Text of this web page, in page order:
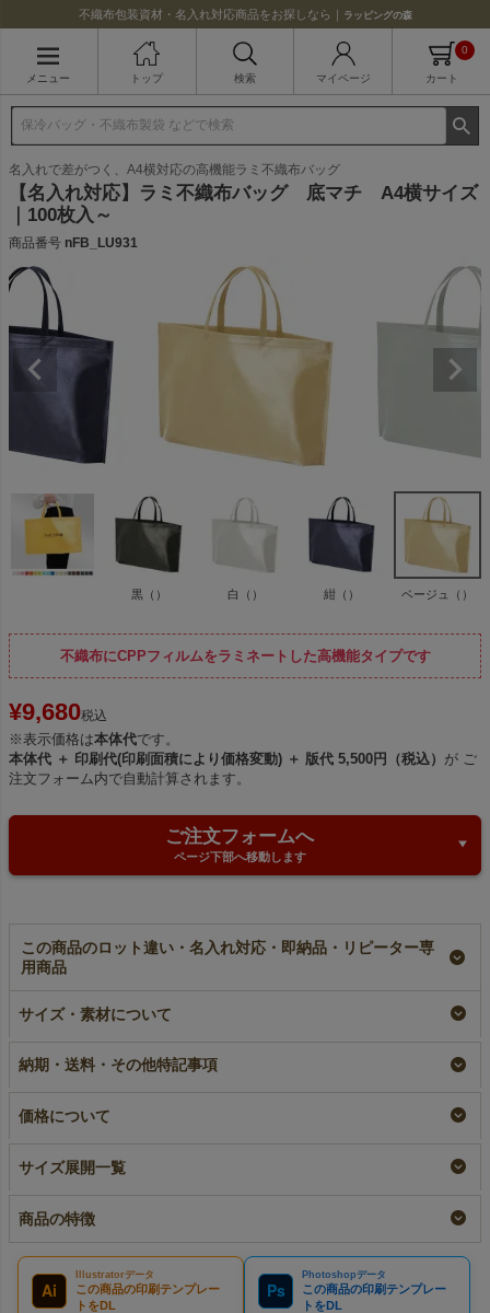
不織布包装資材・名入れ対応商品をお探しなら｜ ラッピングの森
メニュー トップ 検索 マイページ カート
0
名入れで差がつく、A4横対応の高機能ラミ不織布バッグ
【名入れ対応】ラミ不織布バッグ 底マチ A4横サイズ
｜100枚入～
商品番号 nFB_LU931
黒（） 白（） 紺（） ベージュ（）
不織布にCPPフィルムをラミネートした高機能タイプです
¥9,680税込
※表示価格は本体代です。
本体代 ＋ 印刷代(印刷面積により価格変動) ＋ 版代 5,500円（税込） が ご
注文フォーム内で自動計算されます。
ご注文フォームへ
ページ下部へ移動します
この商品のロット違い・名入れ対応・即納品・リピーター専
用商品
マチ A4横サイズ｜
即納品｜ラミ
～
ミ不織布バッグ 底マ
チ A4横サイズ｜100
¥9,130税込
サイズ・素材について
納期・送料・その他特記事項
価格について
サイズ展開一覧
商品の特徴
Ai
Illustratorデータ
この商品の印刷テンプレー
トをDL
Ps
Photoshopデータ
この商品の印刷テンプレー
トをDL